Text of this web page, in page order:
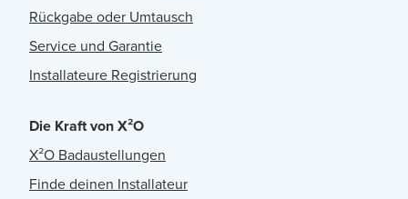
Rückgabe oder Umtausch
Service und Garantie
Installateure Registrierung
Die Kraft von X²O
X²O Badaustellungen
Finde deinen Installateur